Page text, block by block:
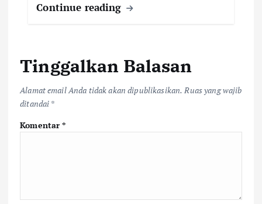
Continue reading
Tinggalkan Balasan
Alamat email Anda tidak akan dipublikasikan. Ruas yang wajib
ditandai *
Komentar*